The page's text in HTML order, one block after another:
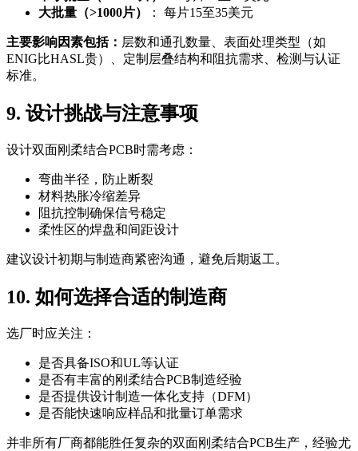
大批量（>1000片）
： 每片15至35美元
主要影响因素包括： 层数和通孔数量、表面处理类型（如
ENIG比HASL贵）、定制层叠结构和阻抗需求、检测与认证
标准。
9. 设计挑战与注意事项
设计双面刚柔结合PCB时需考虑：
弯曲半径，防止断裂
材料热胀冷缩差异
阻抗控制确保信号稳定
柔性区的焊盘和间距设计
建议设计初期与制造商紧密沟通，避免后期返工。
10. 如何选择合适的制造商
选厂时应关注：
是否具备ISO和UL等认证
是否有丰富的刚柔结合PCB制造经验
是否提供设计制造一体化支持（DFM）
是否能快速响应样品和批量订单需求
并非所有厂商都能胜任复杂的双面刚柔结合PCB生产，经验尤